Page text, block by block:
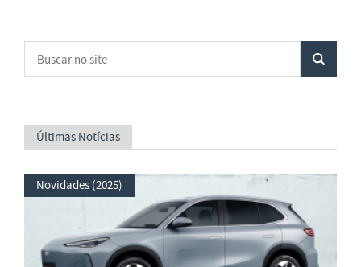
Últimas Notícias
Novidades (2025)